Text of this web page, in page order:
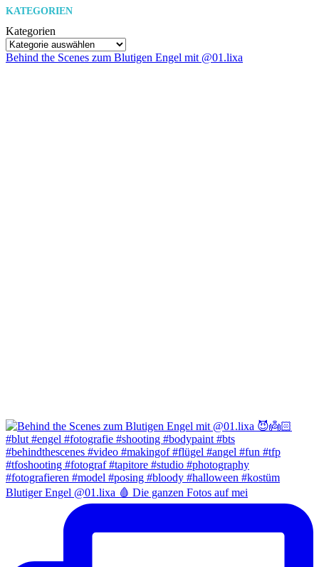
KATEGORIEN
Kategorien
Behind the Scenes zum Blutigen Engel mit @01.lixa
Blutiger Engel @01.lixa 🩸 Die ganzen Fotos auf mei